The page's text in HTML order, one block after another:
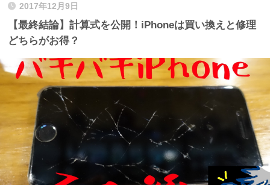
2017年12月9日
【最終結論】計算式を公開！iPhoneは買い換えと修理
どちらがお得？